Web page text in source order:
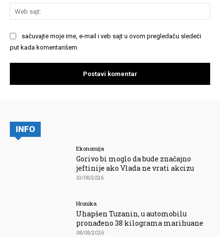
sačuvajte moje ime, e-mail i veb sajt u ovom pregledaču sledeći
put kada komentarišem.
INFO
Ekonomija
Gorivo bi moglo da bude značajno
jeftinije ako Vlada ne vrati akcizu
10/08/2026
Hronika
Uhapšen Tuzanin, u automobilu
pronađeno 38 kilograma marihuane
08/08/2026